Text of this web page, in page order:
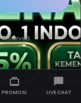
Reserved.
PROMOSI LIVE CHAT